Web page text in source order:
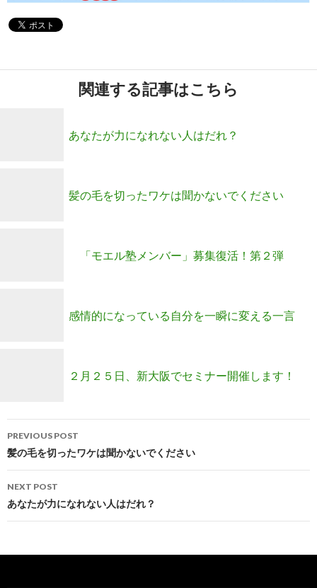
関連する記事はこちら
あなたが力になれない人はだれ？
髪の毛を切ったワケは聞かないでください
「モエル塾メンバー」募集復活！第２弾
感情的になっている自分を一瞬に変える一言
２月２５日、新大阪でセミナー開催します！
Post
navigation
PREVIOUS POST
髪の毛を切ったワケは聞かないでください
NEXT POST
あなたが力になれない人はだれ？